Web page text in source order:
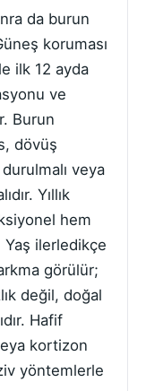
da burun
koruması
ilk 12 ayda
ve
Burun
dövüş
veya
Yıllık
hem
ilerledikçe
görülür;
değil, doğal
Hafif
kortizon
yöntemlerle